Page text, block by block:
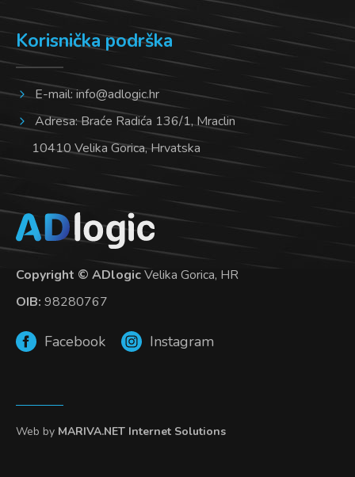
Korisnička podrška
E-mail:info@adlogic.hr
Adresa: Braće Radića 136/1, Mraclin
10410 Velika Gorica, Hrvatska
Copyright © ADlogicVelika Gorica, HR
OIB: 98280767
Facebook Instagram
Web by MARIVA.NET Internet Solutions